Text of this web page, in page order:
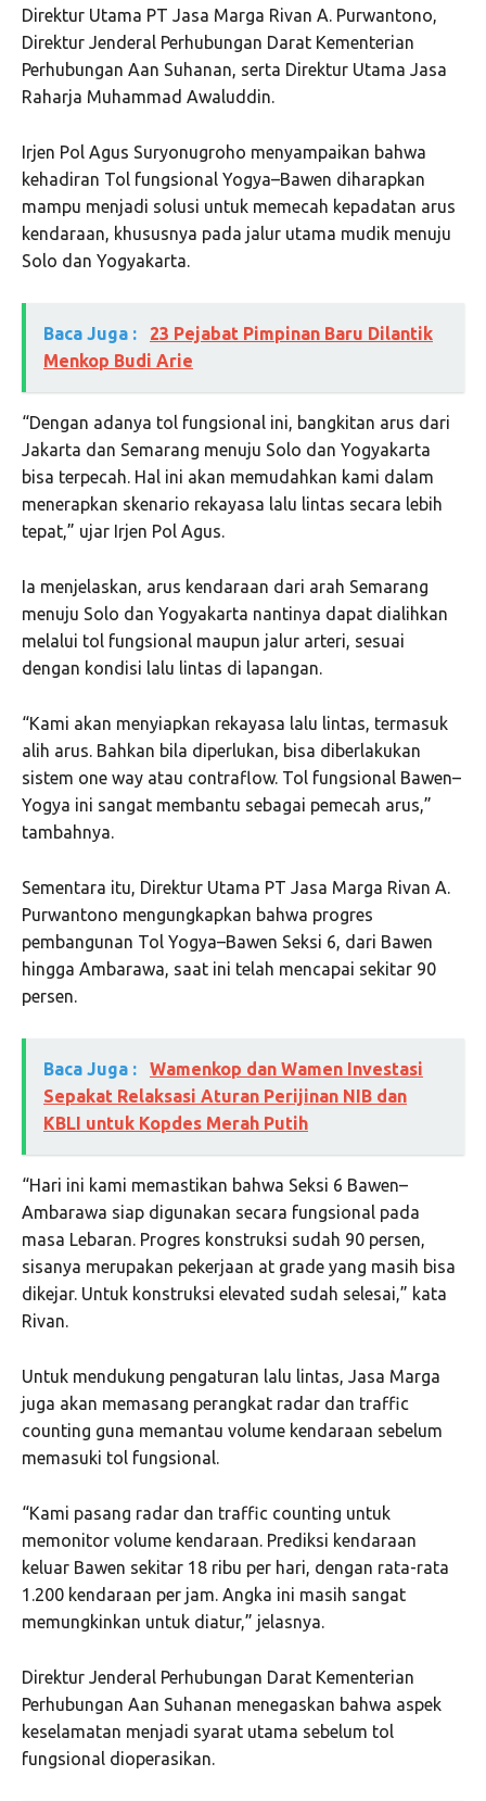
Direktur Utama PT Jasa Marga Rivan A. Purwantono,
Direktur Jenderal Perhubungan Darat Kementerian
Perhubungan Aan Suhanan, serta Direktur Utama Jasa
Raharja Muhammad Awaluddin.
Irjen Pol Agus Suryonugroho menyampaikan bahwa
kehadiran Tol fungsional Yogya–Bawen diharapkan
mampu menjadi solusi untuk memecah kepadatan arus
kendaraan, khususnya pada jalur utama mudik menuju
Solo dan Yogyakarta.
Baca Juga :
23 Pejabat Pimpinan Baru Dilantik
Menkop Budi Arie
“Dengan adanya tol fungsional ini, bangkitan arus dari
Jakarta dan Semarang menuju Solo dan Yogyakarta
bisa terpecah. Hal ini akan memudahkan kami dalam
menerapkan skenario rekayasa lalu lintas secara lebih
tepat,” ujar Irjen Pol Agus.
Ia menjelaskan, arus kendaraan dari arah Semarang
menuju Solo dan Yogyakarta nantinya dapat dialihkan
melalui tol fungsional maupun jalur arteri, sesuai
dengan kondisi lalu lintas di lapangan.
“Kami akan menyiapkan rekayasa lalu lintas, termasuk
alih arus. Bahkan bila diperlukan, bisa diberlakukan
sistem one way atau contraflow. Tol fungsional Bawen–
Yogya ini sangat membantu sebagai pemecah arus,”
tambahnya.
Sementara itu, Direktur Utama PT Jasa Marga Rivan A.
Purwantono mengungkapkan bahwa progres
pembangunan Tol Yogya–Bawen Seksi 6, dari Bawen
hingga Ambarawa, saat ini telah mencapai sekitar 90
persen.
Baca Juga :
Wamenkop dan Wamen Investasi
Sepakat Relaksasi Aturan Perijinan NIB dan
KBLI untuk Kopdes Merah Putih
“Hari ini kami memastikan bahwa Seksi 6 Bawen–
Ambarawa siap digunakan secara fungsional pada
masa Lebaran. Progres konstruksi sudah 90 persen,
sisanya merupakan pekerjaan at grade yang masih bisa
dikejar. Untuk konstruksi elevated sudah selesai,” kata
Rivan.
Untuk mendukung pengaturan lalu lintas, Jasa Marga
juga akan memasang perangkat radar dan traffic
counting guna memantau volume kendaraan sebelum
memasuki tol fungsional.
“Kami pasang radar dan traffic counting untuk
memonitor volume kendaraan. Prediksi kendaraan
keluar Bawen sekitar 18 ribu per hari, dengan rata-rata
1.200 kendaraan per jam. Angka ini masih sangat
memungkinkan untuk diatur,” jelasnya.
Direktur Jenderal Perhubungan Darat Kementerian
Perhubungan Aan Suhanan menegaskan bahwa aspek
keselamatan menjadi syarat utama sebelum tol
fungsional dioperasikan.